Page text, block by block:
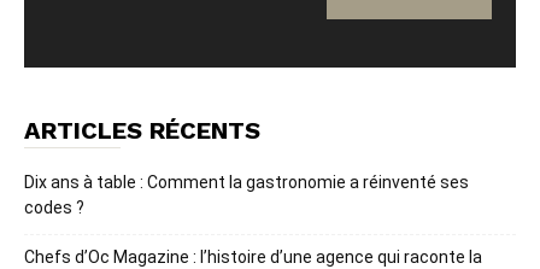
ARTICLES RÉCENTS
Dix ans à table : Comment la gastronomie a réinventé ses
codes ?
Chefs d’Oc Magazine : l’histoire d’une agence qui raconte la